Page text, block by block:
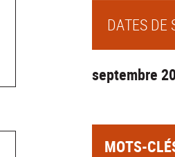
DATES DE
septembre
MOTS-